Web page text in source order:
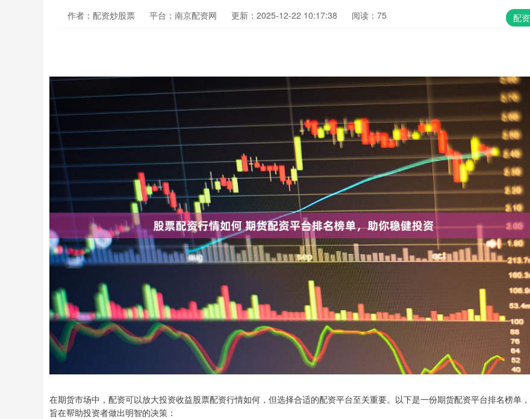
配资
作者：配资炒股票 平台：南京配资网 更新：2025-12-22 10:17:38 阅读：75
在期货市场中，配资可以放大投资收益股票配资行情如何，但选择合适的配资平台至关重要。以下是一份期货配资平台排名榜单，
旨在帮助投资者做出明智的决策：